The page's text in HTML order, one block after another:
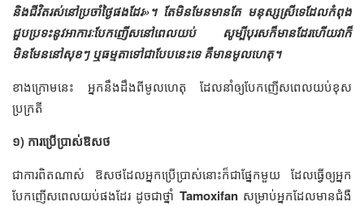
និងជីវិតរស់នៅប្រចាំថ្ងៃផងដែរ»។ តែ​មិន​មែនមាន​តែ មនុស្ស​ស្រី​ទេ​ដែ​លកំពុង​
ជួប​ប្រទះ​នូវ​អាការៈបែក​ញើស​នៅពេល​យប់​ សូម្បី​បុរស​ក៏​មាន​ដែរ​ហើយ​វា​ក៏​
មិនមែន​នៅ​សុខៗ ឬ​ធម្ម​តាទៅ​ជា​បែបនេះទេ គឺ​​មាន​មូល​ហេតុ​។
ខាងក្រោមនេះ អ្នកនឹងដឹងពីមូលហេតុ ដែលនាំឲ្យបែកញើសពេលយប់ខុស
ប្រក្រតី
១) ការប្រើប្រាស់ឱសថ
ជាការពិតណាស់ ឱសថដែលអ្នកប្រើប្រាស់នោះក៏ជាផ្នែកមួយ ដែលធ្វើឲ្យអ្នក
បែកញើសពេលយប់ផងដែរ ដូចជាថ្នាំ Tamoxifanសម្រាប់អ្នកដែលមានជំងឺ